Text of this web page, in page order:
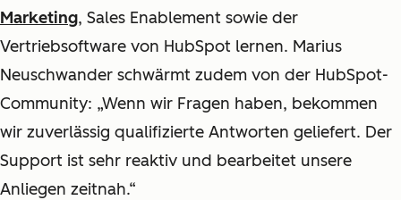
Marketing, Sales Enablement sowie der
Vertriebsoftware von HubSpot lernen. Marius
Neuschwander schwärmt zudem von der HubSpot-
Community: „Wenn wir Fragen haben, bekommen
wir zuverlässig qualifizierte Antworten geliefert. Der
Support ist sehr reaktiv und bearbeitet unsere
Anliegen zeitnah.“